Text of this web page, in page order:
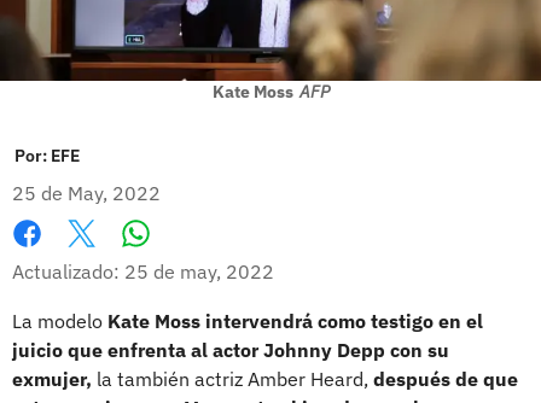
Kate Moss AFP
Por: EFE
25 de May, 2022
Facebook
X
Actualizado: 25 de may, 2022
La modelo Kate Moss intervendrá como testigo en el
juicio que enfrenta al actor Johnny Depp con su
exmujer, la también actriz Amber Heard, después de que